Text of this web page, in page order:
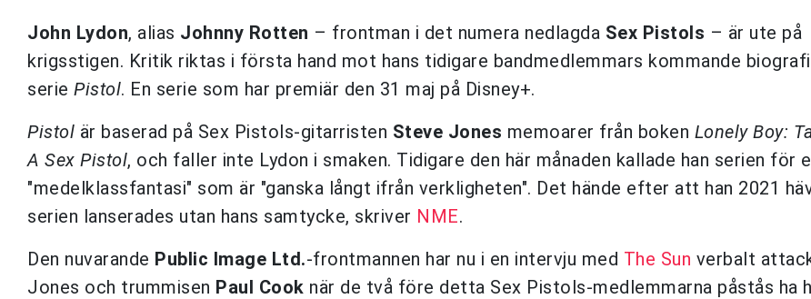
John Lydon, alias Johnny Rotten – frontman i det numera nedlagda Sex Pistols – är ute på
krigsstigen. Kritik riktas i första hand mot hans tidigare bandmedlemmars kommande
serie Pistol. En serie som har premiär den 31 maj på Disney+.
Pistol är baserad på Sex Pistols-gitarristen Steve Jones memoarer från boken Lonely Boy:
A Sex Pistol, och faller inte Lydon i smaken. Tidigare den här månaden kallade han serien för
"medelklassfantasi" som är "ganska långt ifrån verkligheten". Det hände efter att han 2021
serien lanserades utan hans samtycke, skriver NME.
Den nuvarande Public Image Ltd.-frontmannen har nu i en intervju med The Sun verbalt
Jones och trummisen Paul Cook när de två före detta Sex Pistols-medlemmarna påstås ha